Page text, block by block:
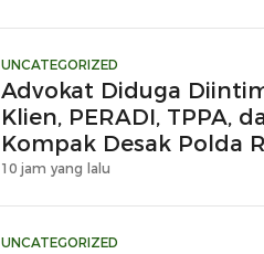
UNCATEGORIZED
Advokat Diduga
Klien, PERADI, TPPA,
Kompak Desak Polda
Dugaan Premanisme
10 jam yang lalu
UNCATEGORIZED